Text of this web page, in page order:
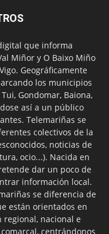
que informa
Miñor y O Baixo Miño
Geográficamente
los municipios
Gondomar, Baiona,
así a un público
Telemariñas se
colectivos de la
noticias de
ocio...). Nacida en
dar un poco de
información local.
se diferencia de
están orientados en
nacional e
centrándonos